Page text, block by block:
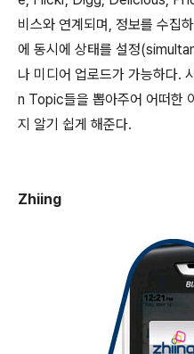
비스와 연계되며, 정보를 수집
에 동시에 상태를 설정
나 미디어 업로드가 가능하다.
n Topic들을 뽑아주어 어떠한
지 알기 쉽게 해준다.
Zhiing